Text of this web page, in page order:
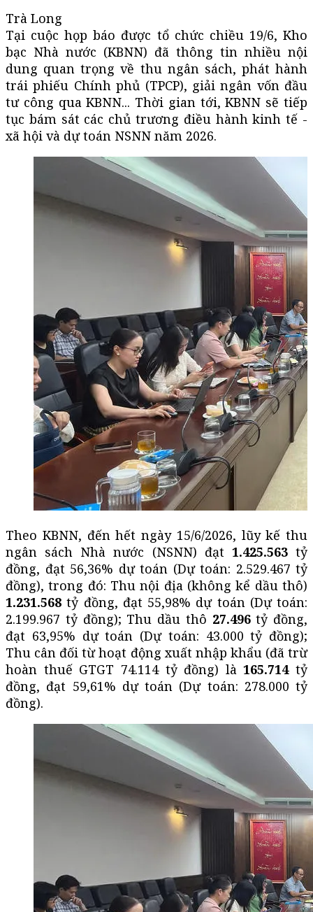
Trà Long
Tại cuộc họp báo được tổ chức chiều 19/6, Kho
bạc Nhà nước (KBNN) đã thông tin nhiều nội
dung quan trọng về thu ngân sách, phát hành
trái phiếu Chính phủ (TPCP), giải ngân vốn đầu
tư công qua KBNN... Thời gian tới, KBNN sẽ tiếp
tục bám sát các chủ trương điều hành kinh tế -
xã hội và dự toán NSNN năm 2026.
Theo KBNN, đến hết ngày 15/6/2026, lũy kế thu
ngân sách Nhà nước (NSNN) đạt 1.425.563tỷ
đồng, đạt 56,36% dự toán (Dự toán: 2.529.467 tỷ
đồng), trong đó: Thu nội địa (không kể dầu thô)
1.231.568tỷ đồng, đạt 55,98% dự toán (Dự toán:
2.199.967 tỷ đồng); Thu dầu thô 27.496tỷ đồng,
đạt 63,95% dự toán (Dự toán: 43.000 tỷ đồng);
Thu cân đối từ hoạt động xuất nhập khẩu (đã trừ
hoàn thuế GTGT 74.114 tỷ đồng) là165.714tỷ
đồng, đạt 59,61% dự toán (Dự toán: 278.000 tỷ
đồng).